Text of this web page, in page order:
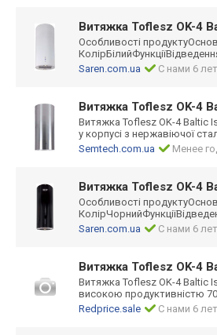
Витяжка Toflesz OK-4
Особливості
КолірБілийФункц
Saren.com.ua
С нами 6 лет
Витяжка Toflesz OK-4
Витяжка Toflesz OK-4 Baltic
у корпусі з нержавіючої
Semtech.com.ua
Менее
Витяжка Toflesz OK-4
Особливості
КолірЧорнийФунк
Saren.com.ua
С нами 6 лет
Витяжка Toflesz OK-4
Витяжка Toflesz OK-4 Baltic
високою продуктивністю
Redprice.sale
С нами 6 лет